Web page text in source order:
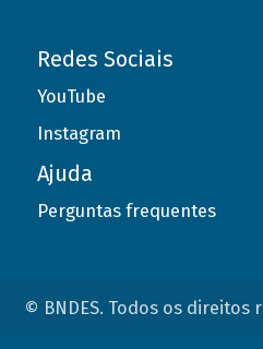
Redes Sociais
YouTube
Instagram
Ajuda
Perguntas frequentes
© BNDES. Todos os direitos